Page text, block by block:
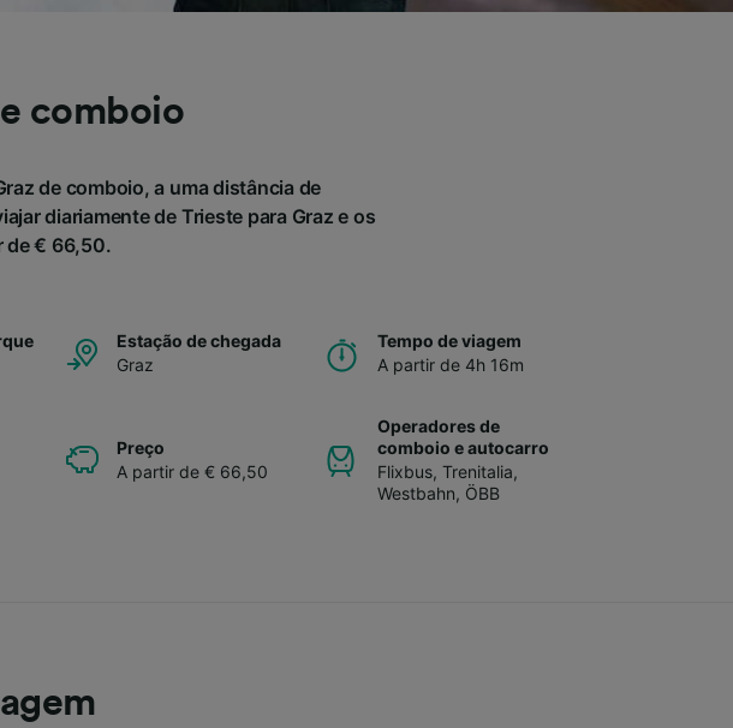
comboio
de comboio, a uma distância de
diariamente de Trieste para Graz e os
de € 66,50.
Estação de chegada
Graz
Tempo de viagem
A partir de 4h 16m
Preço
A partir de € 66,50
Operadores de
comboio e autocarro
Flixbus, Trenitalia,
Westbahn, ÖBB